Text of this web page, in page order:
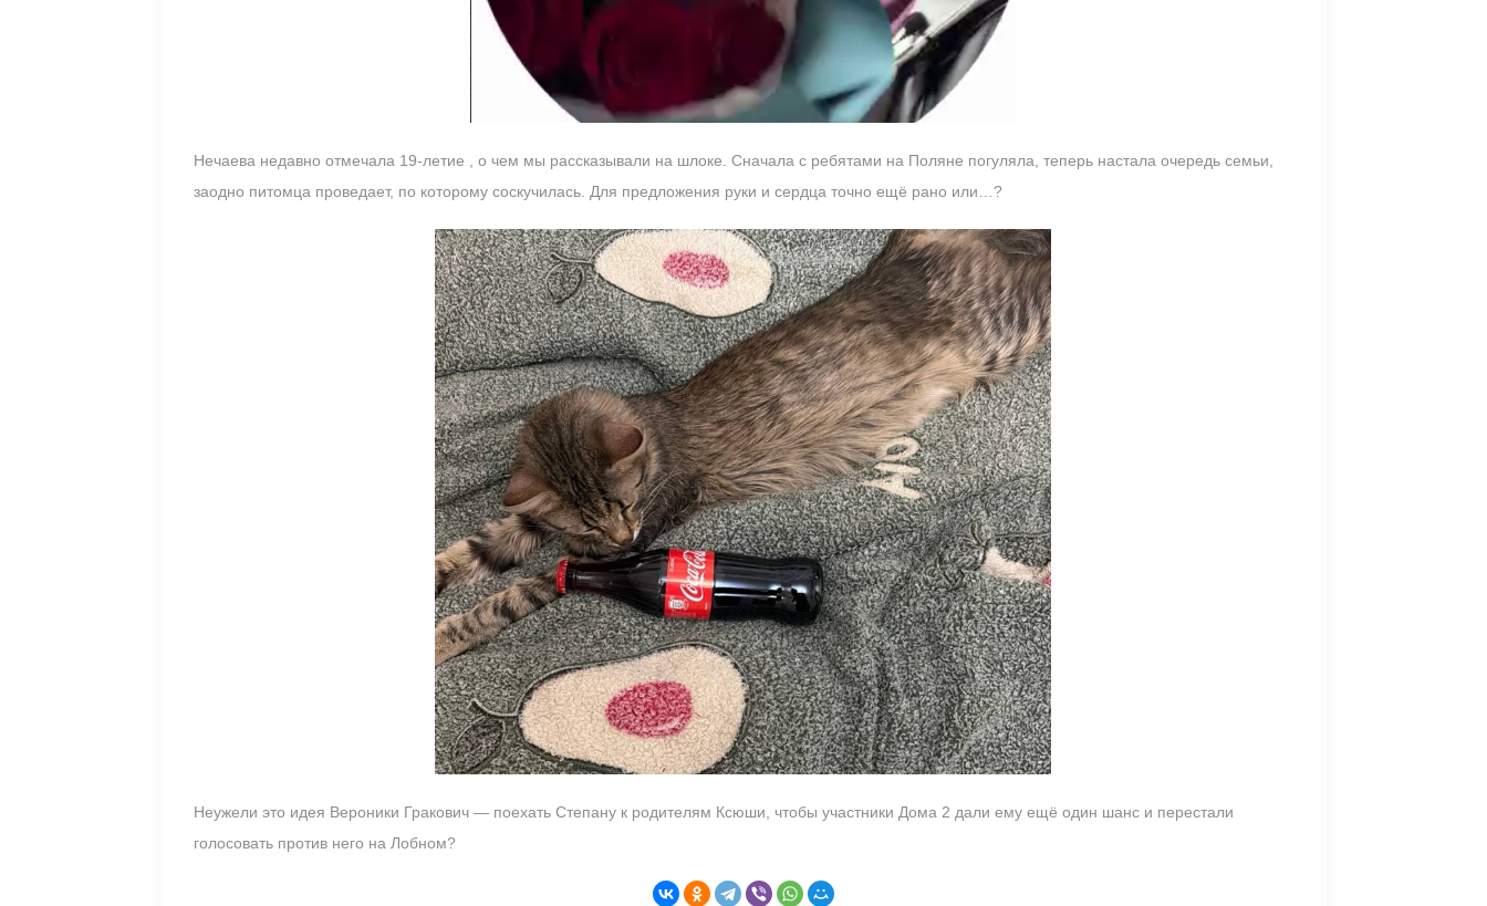
Нечаева недавно отмечала 19-летие , о чем мы рассказывали на шлоке. Сначала с ребятами на Поляне погуляла, теперь настала очередь семьи,
заодно питомца проведает, по которому соскучилась. Для предложения руки и сердца точно ещё рано или…?
Неужели это идея Вероники Гракович — поехать Степану к родителям Ксюши, чтобы участники Дома 2 дали ему ещё один шанс и перестали
голосовать против него на Лобном?